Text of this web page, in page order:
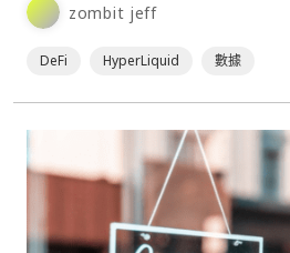
zombit jeff
DeFi HyperLiquid 數據